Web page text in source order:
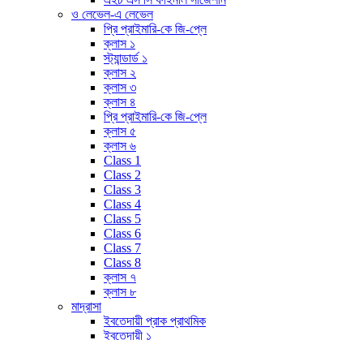
ও লেভেল-এ লেভেল
প্রি প্রাইমারি-কে জি-প্লে
ক্লাস ১
স্ট্যান্ডার্ড ১
ক্লাস ২
ক্লাস ৩
ক্লাস ৪
প্রি প্রাইমারি-কে জি-প্লে
ক্লাস ৫
ক্লাস ৬
Class 1
Class 2
Class 3
Class 4
Class 5
Class 6
Class 7
Class 8
ক্লাস ৭
ক্লাস ৮
মাদ্রাসা
ইবতেদায়ী প্রাক প্রাথমিক
ইবতেদায়ী ১